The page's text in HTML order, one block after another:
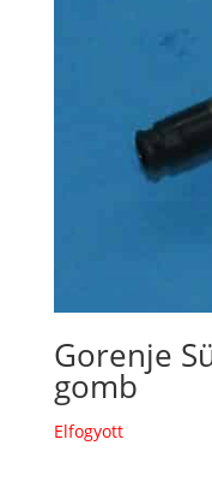
Gorenje
gomb
Elfogyott